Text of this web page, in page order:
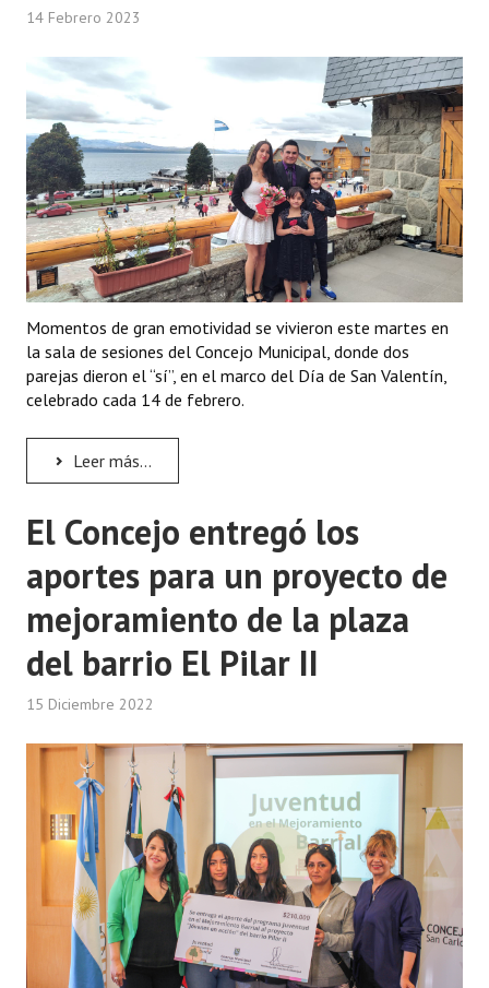
Actas de Audiencias Públicas
NORMATIVA
Comunicaciones
Declaraciones
Resoluciones
Resoluciones de Presidencia
INSTITUCIONAL
Noticias Destacadas
Premio al Mérito - Registro
Audiencias Públicas - Registro
Ciudadano Ilustre - Registro
Banca del Vecino - Registro
Huéspedes de Honor - Registro
Antiguos Pobladores - Registro
Reconocimientos - Registro
14 Febrero 2023
Momentos de gran emotividad se vivieron este martes en
la sala de sesiones del Concejo Municipal, donde dos
parejas dieron el “sí”, en el marco del Día de San Valentín,
celebrado cada 14 de febrero.
Leer más...
El Concejo entregó los
aportes para un proyecto de
mejoramiento de la plaza
del barrio El Pilar II
15 Diciembre 2022